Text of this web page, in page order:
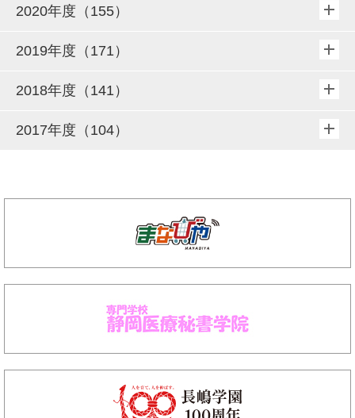
2020年度（155）
2019年度（171）
2018年度（141）
2017年度（104）